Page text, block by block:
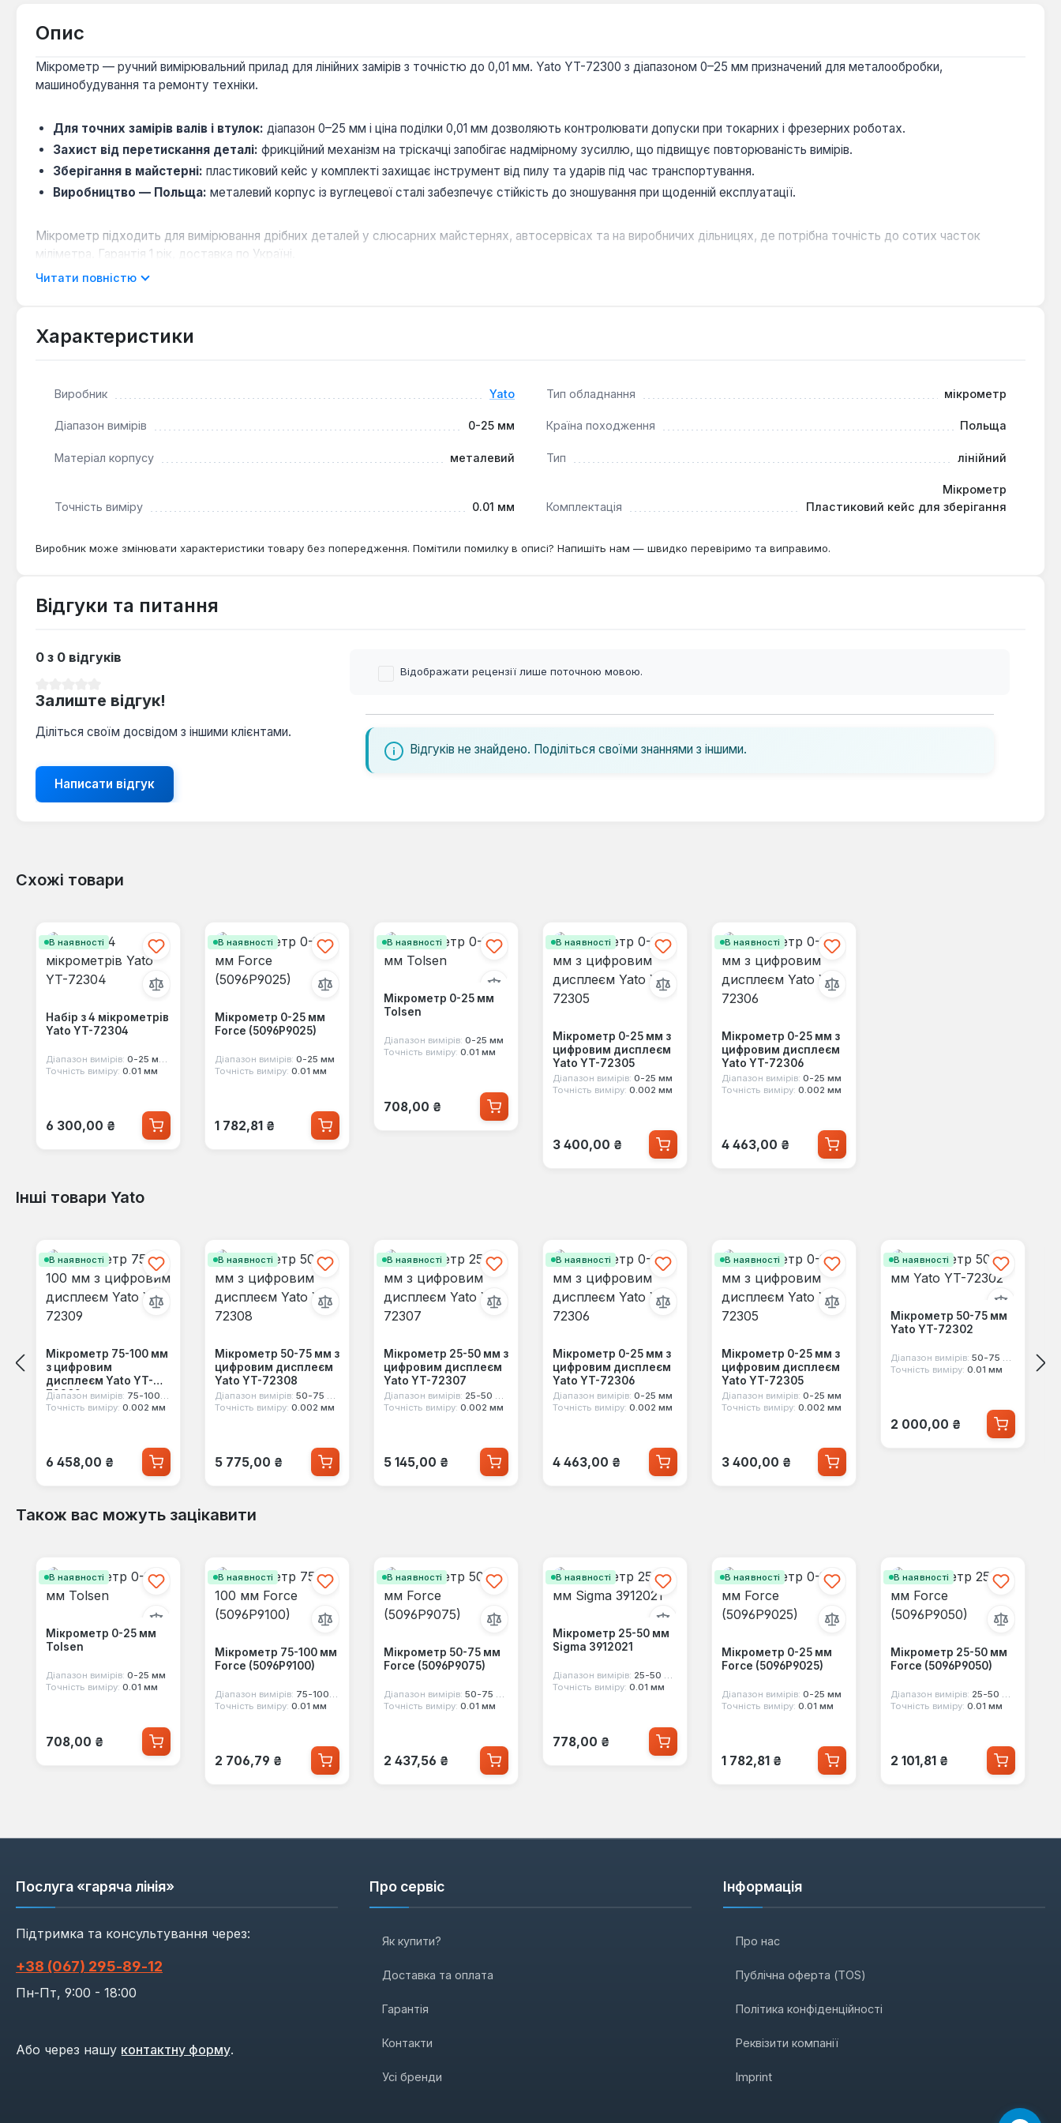
Опис
Мікрометр — ручний вимірювальний прилад для лінійних замірів з точністю до 0,01 мм. Yato YT-72300 з діапазоном 0–25 мм призначений для металообробки,
машинобудування та ремонту техніки.
Для точних замірів валів і втулок: діапазон 0–25 мм і ціна поділки 0,01 мм дозволяють контролювати допуски при токарних і фрезерних роботах.
Захист від перетискання деталі: фрикційний механізм на тріскачці запобігає надмірному зусиллю, що підвищує повторюваність вимірів.
Зберігання в майстерні: пластиковий кейс у комплекті захищає інструмент від пилу та ударів під час транспортування.
Виробництво — Польща: металевий корпус із вуглецевої сталі забезпечує стійкість до зношування при щоденній експлуатації.
Мікрометр підходить для вимірювання дрібних деталей у слюсарних майстернях, автосервісах та на виробничих дільницях, де потрібна точність до сотих часток
міліметра. Гарантія 1 рік, доставка по Україні.
Діапазон становить 0–25 мм, що охоплює більшість типових валів, втулок і заготовок невеликого розміру.
Так — металевий корпус і точність 0,01 мм забезпечують стабільні показники на сталевих і чавунних деталях.
Читати повністю
Характеристики
Виробник Yato Тип обладнання мікрометр
Діапазон вимірів 0-25 мм Країна походження Польща
Матеріал корпусу металевий Тип лінійний
Точність виміру 0.01 мм Комплектація
Мікрометр
Пластиковий кейс для зберігання
Виробник може змінювати характеристики товару без попередження. Помітили помилку в описі? Напишіть нам — швидко перевіримо та виправимо.
Відгуки та питання
0 з 0 відгуків
Залиште відгук!
Діліться своїм досвідом з іншими клієнтами.
Написати відгук
Відображати рецензії лише поточною мовою.
Відгуків не знайдено. Поділіться своїми знаннями з іншими.
Схожі товари
В наявності
Набір з 4 мікрометрів
Yato YT-72304
Діапазон вимірів: 0-25 мм, 25-50 мм, 75-100 мм, 50-75 мм
Точність виміру: 0.01 мм
Звичайна ціна:
6 300,00 ₴
В наявності
Мікрометр 0-25 мм
Force (5096P9025)
Діапазон вимірів: 0-25 мм
Точність виміру: 0.01 мм
Звичайна ціна:
1 782,81 ₴
В наявності
Мікрометр 0-25 мм
Tolsen
Діапазон вимірів: 0-25 мм
Точність виміру: 0.01 мм
Звичайна ціна:
708,00 ₴
В наявності
Мікрометр 0-25 мм з
цифровим дисплеєм
Yato YT-72305
Діапазон вимірів: 0-25 мм
Точність виміру: 0.002 мм
Звичайна ціна:
3 400,00 ₴
В наявності
Мікрометр 0-25 мм з
цифровим дисплеєм
Yato YT-72306
Діапазон вимірів: 0-25 мм
Точність виміру: 0.002 мм
Звичайна ціна:
4 463,00 ₴
Інші товари Yato
В наявності
Мікрометр 75-100 мм
з цифровим
дисплеєм Yato YT-
72309
Діапазон вимірів: 75-100 мм
Точність виміру: 0.002 мм
Звичайна ціна:
6 458,00 ₴
В наявності
Мікрометр 50-75 мм з
цифровим дисплеєм
Yato YT-72308
Діапазон вимірів: 50-75 мм
Точність виміру: 0.002 мм
Звичайна ціна:
5 775,00 ₴
В наявності
Мікрометр 25-50 мм з
цифровим дисплеєм
Yato YT-72307
Діапазон вимірів: 25-50 мм
Точність виміру: 0.002 мм
Звичайна ціна:
5 145,00 ₴
В наявності
Мікрометр 0-25 мм з
цифровим дисплеєм
Yato YT-72306
Діапазон вимірів: 0-25 мм
Точність виміру: 0.002 мм
Звичайна ціна:
4 463,00 ₴
В наявності
Мікрометр 0-25 мм з
цифровим дисплеєм
Yato YT-72305
Діапазон вимірів: 0-25 мм
Точність виміру: 0.002 мм
Звичайна ціна:
3 400,00 ₴
В наявності
Мікрометр 50-75 мм
Yato YT-72302
Діапазон вимірів: 50-75 мм
Точність виміру: 0.01 мм
Звичайна ціна:
2 000,00 ₴
Також вас можуть зацікавити
В наявності
Мікрометр 0-25 мм
Tolsen
Діапазон вимірів: 0-25 мм
Точність виміру: 0.01 мм
Звичайна ціна:
708,00 ₴
В наявності
Мікрометр 75-100 мм
Force (5096P9100)
Діапазон вимірів: 75-100 мм
Точність виміру: 0.01 мм
Звичайна ціна:
2 706,79 ₴
В наявності
Мікрометр 50-75 мм
Force (5096P9075)
Діапазон вимірів: 50-75 мм
Точність виміру: 0.01 мм
Звичайна ціна:
2 437,56 ₴
В наявності
Мікрометр 25-50 мм
Sigma 3912021
Діапазон вимірів: 25-50 мм
Точність виміру: 0.01 мм
Звичайна ціна:
778,00 ₴
В наявності
Мікрометр 0-25 мм
Force (5096P9025)
Діапазон вимірів: 0-25 мм
Точність виміру: 0.01 мм
Звичайна ціна:
1 782,81 ₴
В наявності
Мікрометр 25-50 мм
Force (5096P9050)
Діапазон вимірів: 25-50 мм
Точність виміру: 0.01 мм
Звичайна ціна:
2 101,81 ₴
Послуга «гаряча лінія»
Підтримка та консультування через:
+38 (067) 295‑89‑12
Пн-Пт, 9:00 - 18:00
Або через нашу контактну форму.
Про сервіс
Як купити?
Доставка та оплата
Гарантія
Контакти
Усі бренди
Інформація
Про нас
Публічна оферта (TOS)
Політика конфіденційності
Реквізити компанії
Imprint